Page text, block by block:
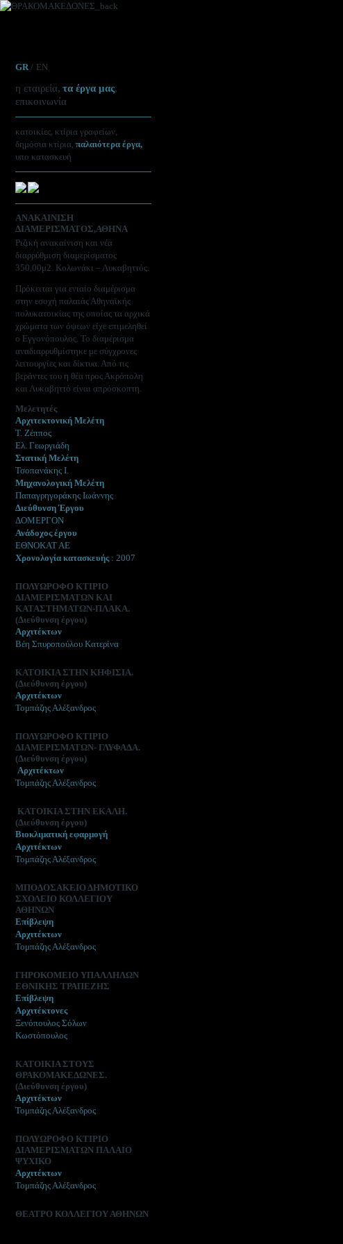
GR EN
η εταιρεία τα έργα μας
επικοινωνία
κατοικίες κτίρια γραφείων
δημόσια κτίρια παλαιότερα έργα
υπο κατασκευή
ΑΝΑΚΑΙΝΙΣΗ
ΔΙΑΜΕΡΙΣΜΑΤΟΣ,ΑΘΗΝΑ
Ριζική ανακαίνιση και νέα
διαρρύθμιση διαμερίσματος
350,00μ2. Κολωνάκι – Λυκαβηττός.
Πρόκειται για ενιαίο διαμέρισμα
στην εσοχή παλαιάς Αθηναϊκής
πολυκατοικίας της οποίας τα αρχικά
χρώματα των όψεων είχε επιμεληθεί
ο Εγγονόπουλος. Το διαμέρισμα
αναδιαρρυθμίστηκε με σύγχρονες
λειτουργίες και δίκτυα. Από τις
βεράντες του η θέα προς Ακρόπολη
και Λυκαβηττό είναι απρόσκοπτη.
Μελετητές
Αρχιτεκτονική Μελέτη
Τ. Ζέππος
Ελ. Γεωργιάδη
Στατική Μελέτη
Τσοπανάκης Ι.
Μηχανολογική Μελέτη
Παπαγρηγοράκης Ιωάννης
Διεύθυνση Έργου
ΔΟΜΕΡΓΟΝ
Ανάδοχος έργου
ΕΘΝΟΚΑΤ ΑΕ
Χρονολογία κατασκευής: 2007
ΠΟΛΥΩΡΟΦΟ ΚΤΙΡΙΟ
ΔΙΑΜΕΡΙΣΜΑΤΩΝ ΚΑΙ
ΚΑΤΑΣΤΗΜΑΤΩΝ-ΠΛΑΚΑ.
(Διεύθυνση έργου)
Αρχιτέκτων
Βέη Σπυροπούλου Κατερίνα
ΚΑΤΟΙΚΙΑ ΣΤΗΝ ΚΗΦΙΣΙΑ.
(Διεύθυνση έργου)
Αρχιτέκτων
Τομπάζης Αλέξανδρος
ΠΟΛΥΩΡΟΦΟ ΚΤΙΡΙΟ
ΔΙΑΜΕΡΙΣΜΑΤΩΝ- ΓΛΥΦΑΔΑ.
(Διεύθυνση έργου)
Αρχιτέκτων
Τομπάζης Αλέξανδρος
ΚΑΤΟΙΚΙΑ ΣΤΗΝ ΕΚΑΛΗ.
(Διεύθυνση έργου)
Βιοκλιματική εφαρμογή
Αρχιτέκτων
Τομπάζης Αλέξανδρος
ΜΠΟΔΟΣΑΚΕΙΟ ΔΗΜΟΤΙΚΟ
ΣΧΟΛΕΙΟ ΚΟΛΛΕΓΙΟΥ
ΑΘΗΝΩΝ
Επίβλεψη
Αρχιτέκτων
Τομπάζης Αλέξανδρος
ΓΗΡΟΚΟΜΕΙΟ ΥΠΑΛΛΗΛΩΝ
ΕΘΝΙΚΗΣ ΤΡΑΠΕΖΗΣ
Επίβλεψη
Αρχιτέκτονες
Ξενόπουλος Σόλων
Κωστόπουλος
ΚΑΤΟΙΚΙΑ ΣΤΟΥΣ
ΘΡΑΚΟΜΑΚΕΔΩΝΕΣ.
(Διεύθυνση έργου)
Αρχιτέκτων
Τομπάζης Αλέξανδρος
ΠΟΛΥΩΡΟΦΟ ΚΤΙΡΙΟ
ΔΙΑΜΕΡΙΣΜΑΤΩΝ ΠΑΛΑΙΟ
ΨΥΧΙΚΟ
Αρχιτέκτων
Τομπάζης Αλέξανδρος
ΘΕΑΤΡΟ ΚΟΛΛΕΓΙΟΥ ΑΘΗΝΩΝ